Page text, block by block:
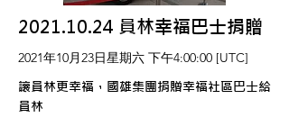
2021.10.24 員林幸福巴士捐贈
2021年10月23日星期六 下午4:00:00 [UTC]
讓員林更幸福，國雄集團捐贈幸福社區巴士給
員林